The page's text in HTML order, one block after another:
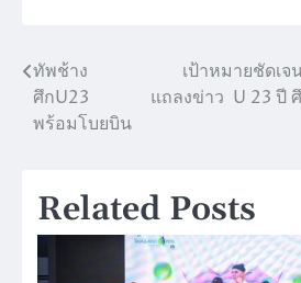
แนะแนว
เรื่อง
ทัพช้าง
ศึกU23
พร้อมโบยบิน
เป้าหมายชัดเ
แถลงข่าว U 23 ปี
Related Posts